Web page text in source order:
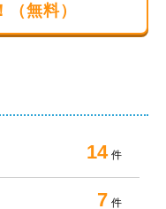
無料）
14 件
7 件